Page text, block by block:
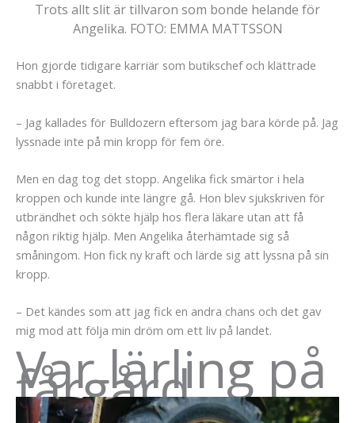
Trots allt slit är tillvaron som bonde helande för
Angelika. FOTO: EMMA MATTSSON
Hon gjorde tidigare karriär som butikschef och klättrade
snabbt i företaget.
– Jag kallades för Bulldozern eftersom jag bara körde på. Jag
lyssnade inte på min kropp för fem öre.
Men en dag tog det stopp. Angelika fick smärtor i hela
kroppen och kunde inte längre gå. Hon blev sjukskriven för
utbrändhet och sökte hjälp hos flera läkare utan att få
någon riktig hjälp. Men Angelika återhämtade sig så
småningom. Hon fick ny kraft och lärde sig att lyssna på sin
kropp.
– Det kändes som att jag fick en andra chans och det gav
mig mod att följa min dröm om ett liv på landet.
Var lärling på
fårgård